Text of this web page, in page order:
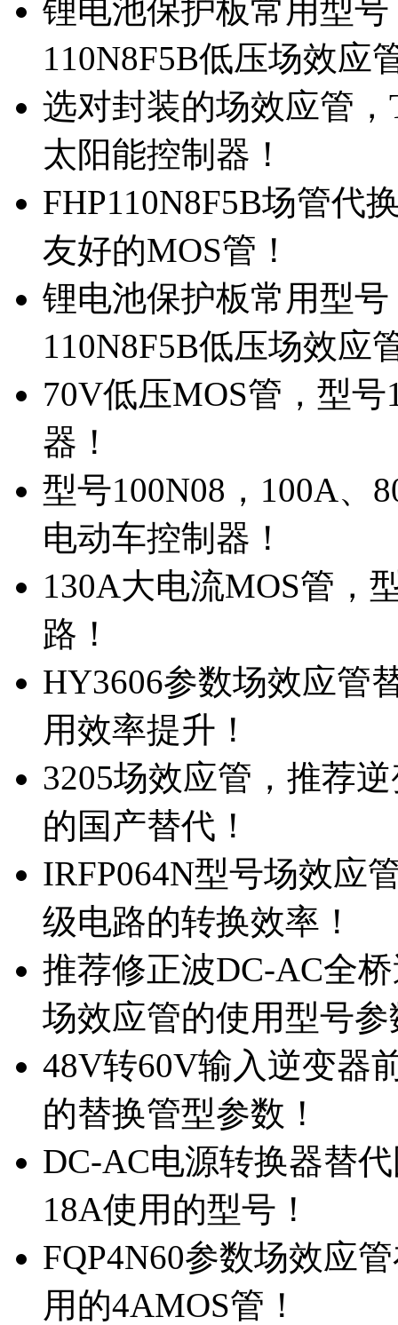
锂电池保护板常用型
110N8F5B低压场效应
选对封装的场效应管
太阳能控制器！
FHP110N8F5B场管代
友好的MOS管！
锂电池保护板常用型
110N8F5B低压场效应
70V低压MOS管，型
器！
型号100N08，100A、
电动车控制器！
130A大电流MOS管，
路！
HY3606参数场效应管
用效率提升！
3205场效应管，推荐
的国产替代！
IRFP064N型号场效应
级电路的转换效率！
推荐修正波DC-AC全
场效应管的使用型号参
48V转60V输入逆变器
的替换管型参数！
DC-AC电源转换器替
18A使用的型号！
FQP4N60参数场效应
用的4AMOS管！